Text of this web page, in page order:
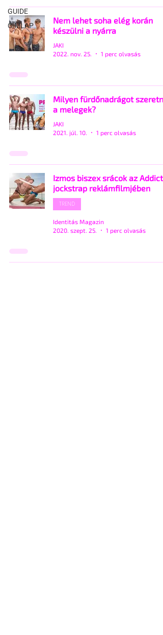
GUIDE
CÍMLAP
Nem lehet soha elég korán
készülni a nyárra
JAKI
2022. nov. 25.
1 perc olvasás
Milyen fürdőnadrágot
a melegek?
JAKI
2021. júl. 10.
1 perc olvasás
Izmos biszex srácok az
jockstrap reklámfilmjében
TREND
Identitás Magazin
2020. szept. 25.
1 perc olvasás